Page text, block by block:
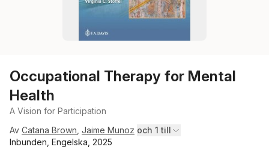
Occupational Therapy for Mental
Health
A Vision for Participation
Av Catana Brown Jaime Munoz och 1 till
Inbunden, Engelska, 2025